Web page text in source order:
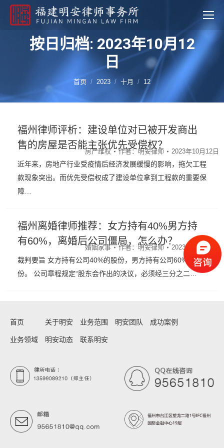
按日归档: 2023年10月12
日
您的位置：
首页 2023 十月 12
福州律师评析：建设单位对已被开发商出
售的房屋是否能主张优先受偿权？
房产维权 作者： 明安律师 2023年10月12日
近年来，房地产行业受疫情后经济发展缓慢的影响，拖欠工程
款现象突出。而优先受偿权成了建设单位拿到工程款的重要保
障…
福州离婚律师推荐：女方持有40%男方持
有60%，离婚后公司僵局，怎么办？
婚姻家事 作者： 明安律师 2023年10月12日
裁判要旨 女方持有公司40%的股份，男方持有公司60%的股
份。 公司章程规定“股东会作出的决议，必须经三分之二…
首页 关于明安 业务范围 明安团队 成功案例
业务领域 明安动态 联系明安